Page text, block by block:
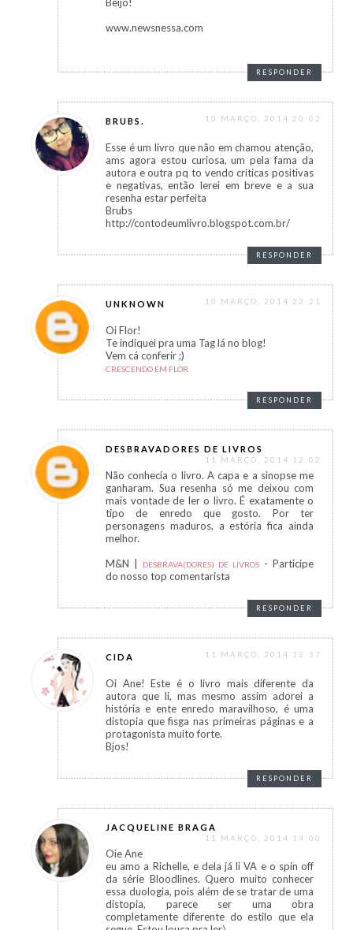
www.newsnessa.com
RESPONDER
BRUBS. 10 MARÇO, 2014 20:02
Esse é um livro que não em chamou atenção,
ams agora estou curiosa, um pela fama da
autora e outra pq to vendo criticas positivas
e negativas, então lerei em breve e a sua
resenha estar perfeita
Brubs
http://contodeumlivro.blogspot.com.br/
RESPONDER
UNKNOWN 10 MARÇO, 2014 22:21
Oi Flor!
Te indiquei pra uma Tag lá no blog!
Vem cá conferir ;)
CRESCENDO EM FLOR
RESPONDER
DESBRAVADORES DE LIVROS
11 MARÇO, 2014 12:02
Não conhecia o livro. A capa e a sinopse me
ganharam. Sua resenha só me deixou com
mais vontade de ler o livro. É exatamente o
tipo de enredo que gosto. Por ter
personagens maduros, a estória fica ainda
melhor.
M&N |
DESBRAVA(DORES) DE LIVROS - Participe
do nosso top comentarista
RESPONDER
CIDA 11 MARÇO, 2014 12:37
Oi Ane! Este é o livro mais diferente da
autora que li, mas mesmo assim adorei a
história e ente enredo maravilhoso, é uma
distopia que fisga nas primeiras páginas e a
protagonista muito forte.
Bjos!
RESPONDER
JACQUELINE BRAGA
11 MARÇO, 2014 14:00
Oie Ane
eu amo a Richelle, e dela já li VA e o spin off
da série Bloodlines. Quero muito conhecer
essa duologia, pois além de se tratar de uma
distopia, parece ser uma obra
completamente diferente do estilo que ela